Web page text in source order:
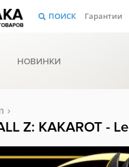
ПОИСК Гарантии
НОВИНКИ
›
Z: KAKAROT -